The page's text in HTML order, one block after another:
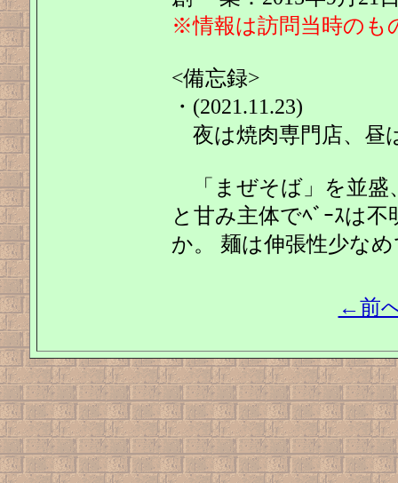
※情報は訪問当時のも
<備忘録>
・(2021.11.23)
夜は焼肉専門店、昼
「まぜそば」を並盛
と甘み主体でﾍﾞｰｽは
か。 麺は伸張性少な
←前